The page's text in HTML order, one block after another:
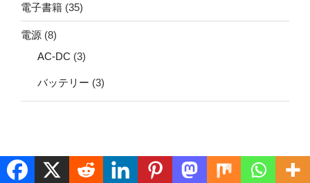
電子書籍 (35)
電源 (8)
AC-DC (3)
バッテリー (3)